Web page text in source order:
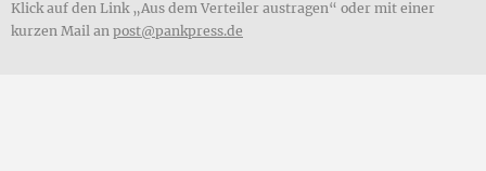
Klick auf den Link „Aus dem Verteiler austragen“ oder mit einer
kurzen Mail an post@pankpress.de